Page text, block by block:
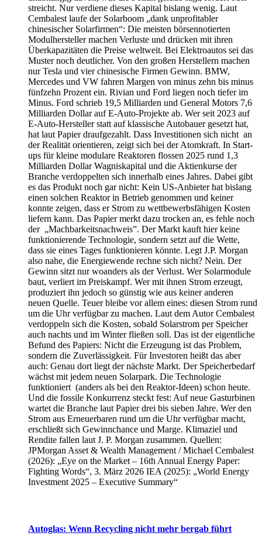
streicht. Nur verdiene dieses Kapital bislang wenig. Laut
Cembalest laufe der Solarboom „dank unprofitabler
chinesischer Solarfirmen“: Die meisten börsennotierten
Modulhersteller machen Verluste und drücken mit ihren
Überkapazitäten die Preise weltweit. Bei Elektroautos sei das
Muster noch deutlicher. Von den großen Herstellern machen
nur Tesla und vier chinesische Firmen Gewinn. BMW,
Mercedes und VW fahren Margen von minus zehn bis minus
fünfzehn Prozent ein. Rivian und Ford liegen noch tiefer im
Minus. Ford schrieb 19,5 Milliarden und General Motors 7,6
Milliarden Dollar auf E-Auto-Projekte ab. Wer seit 2023 auf
E-Auto-Hersteller statt auf klassische Autobauer gesetzt hat,
hat laut Papier draufgezahlt. Dass Investitionen sich nicht an
der Realität orientieren, zeigt sich bei der Atomkraft. In Start-
ups für kleine modulare Reaktoren flossen 2025 rund 1,3
Milliarden Dollar Wagniskapital und die Aktienkurse der
Branche verdoppelten sich innerhalb eines Jahres. Dabei gibt
es das Produkt noch gar nicht: Kein US-Anbieter hat bislang
einen solchen Reaktor in Betrieb genommen und keiner
konnte zeigen, dass er Strom zu wettbewerbsfähigen Kosten
liefern kann. Das Papier merkt dazu trocken an, es fehle noch
der „Machbarkeitsnachweis”. Der Markt kauft hier keine
funktionierende Technologie, sondern setzt auf die Wette,
dass sie eines Tages funktionieren könnte. Legt J.P. Morgan
also nahe, die Energiewende rechne sich nicht? Nein. Der
Gewinn sitzt nur woanders als der Verlust. Wer Solarmodule
baut, verliert im Preiskampf. Wer mit ihnen Strom erzeugt,
produziert ihn jedoch so günstig wie aus keiner anderen
neuen Quelle. Teuer bleibe vor allem eines: diesen Strom rund
um die Uhr verfügbar zu machen. Laut dem Autor Cembalest
verdoppeln sich die Kosten, sobald Solarstrom per Speicher
auch nachts und im Winter fließen soll. Das ist der eigentliche
Befund des Papiers: Nicht die Erzeugung ist das Problem,
sondern die Zuverlässigkeit. Für Investoren heißt das aber
auch: Genau dort liegt der nächste Markt. Der Speicherbedarf
wächst mit jedem neuen Solarpark. Die Technologie
funktioniert (anders als bei den Reaktor-Ideen) schon heute.
Und die fossile Konkurrenz steckt fest: Auf neue Gasturbinen
wartet die Branche laut Papier drei bis sieben Jahre. Wer den
Strom aus Erneuerbaren rund um die Uhr verfügbar macht,
erschließt sich Gewinnchance und Marge. Klimaziel und
Rendite fallen laut J. P. Morgan zusammen. Quellen:
JPMorgan Asset & Wealth Management / Michael Cembalest
(2026): „Eye on the Market – 16th Annual Energy Paper:
Fighting Words“, 3. März 2026 IEA (2025): „World Energy
Investment 2025 – Executive Summary“
Autoglas: Wenn Recycling nicht mehr bergab führt